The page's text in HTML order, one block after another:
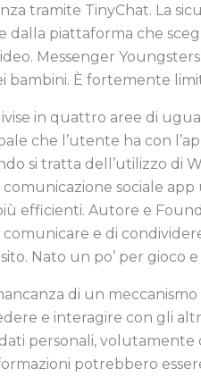
tramite TinyChat. La
piattaforma che
Messenger
bambini. È fortemente
in quattro aree di
che l’utente ha con
si tratta dell’utilizzo di
comunicazione sociale
efficienti. Autore e
comunicare e di
Nato un po’ per gioco
di un
e interagire con gli
personali, volutamente
potrebbero